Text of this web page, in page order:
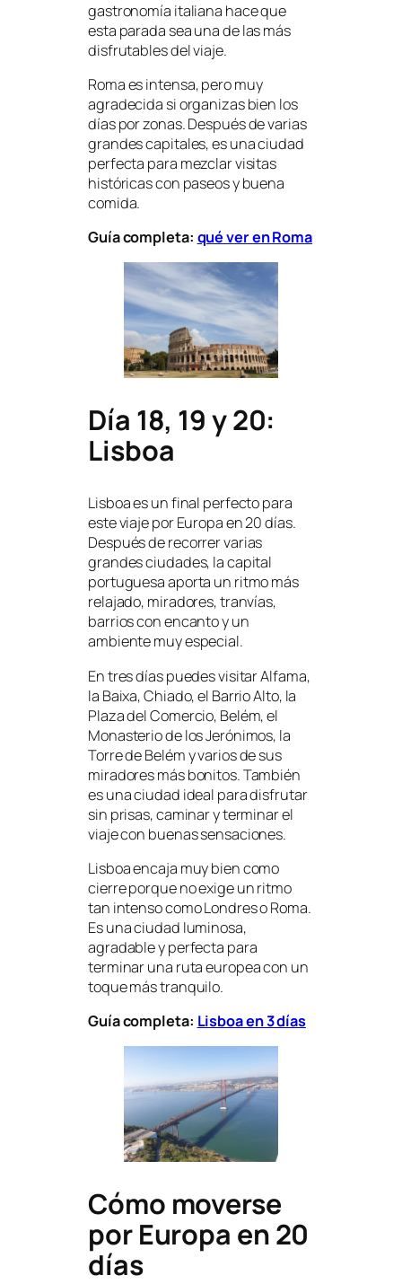
gastronomía italiana hace que
esta parada sea una de las más
disfrutables del viaje.
Roma es intensa, pero muy
agradecida si organizas bien los
días por zonas. Después de varias
grandes capitales, es una ciudad
perfecta para mezclar visitas
históricas con paseos y buena
comida.
Guía completa: qué ver en Roma
Día 18, 19 y 20:
Lisboa
Lisboa es un final perfecto para
este viaje por Europa en 20 días.
Después de recorrer varias
grandes ciudades, la capital
portuguesa aporta un ritmo más
relajado, miradores, tranvías,
barrios con encanto y un
ambiente muy especial.
En tres días puedes visitar Alfama,
la Baixa, Chiado, el Barrio Alto, la
Plaza del Comercio, Belém, el
Monasterio de los Jerónimos, la
Torre de Belém y varios de sus
miradores más bonitos. También
es una ciudad ideal para disfrutar
sin prisas, caminar y terminar el
viaje con buenas sensaciones.
Lisboa encaja muy bien como
cierre porque no exige un ritmo
tan intenso como Londres o Roma.
Es una ciudad luminosa,
agradable y perfecta para
terminar una ruta europea con un
toque más tranquilo.
Guía completa: Lisboa en 3 días
Cómo moverse
por Europa en 20
días